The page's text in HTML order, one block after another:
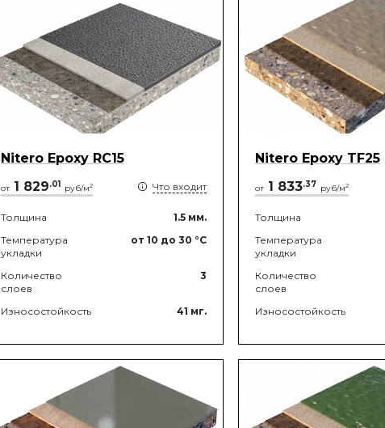
Nitero Epoxy RС15
от 1 829.01 руб/м2 Что входит
Толщина 1.5 мм.
Температура
укладки
от 10 до 30 °C
Количество
слоев
3
Износостойкость 41 мг.
Nitero Epoxy TF25
от 1 833.37 руб/м2
Толщина
Температура
укладки
Количество
слоев
Износостойкость